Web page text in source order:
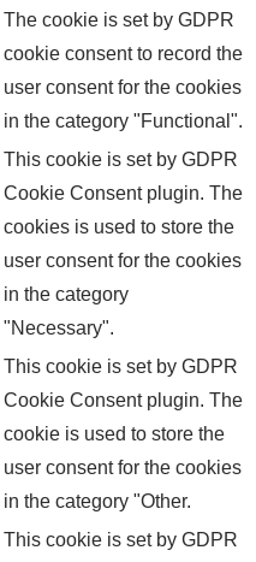
The cookie is set by GDPR
cookie consent to record the
user consent for the cookies
in the category "Functional".
This cookie is set by GDPR
Cookie Consent plugin. The
cookies is used to store the
user consent for the cookies
in the category
"Necessary".
This cookie is set by GDPR
Cookie Consent plugin. The
cookie is used to store the
user consent for the cookies
in the category "Other.
This cookie is set by GDPR